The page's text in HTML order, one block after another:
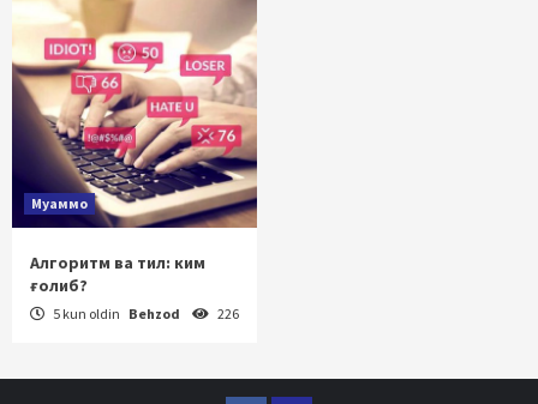
Муаммо
Алгоритм ва тил: ким
ғолиб?
5 kun oldin Behzod 226